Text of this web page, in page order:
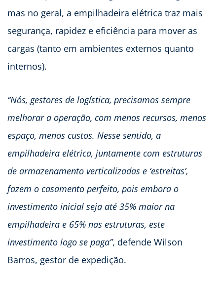
mas no geral, a empilhadeira elétrica traz mais
segurança, rapidez e eficiência para mover as
cargas (tanto em ambientes externos quanto
internos).
“Nós, gestores de logística, precisamos sempre
melhorar a operação, com menos recursos, menos
espaço, menos custos. Nesse sentido, a
empilhadeira elétrica, juntamente com estruturas
de armazenamento verticalizadas e ‘estreitas’,
fazem o casamento perfeito, pois embora o
investimento inicial seja até 35% maior na
empilhadeira e 65% nas estruturas, este
investimento logo se paga”, defende Wilson
Barros, gestor de expedição.